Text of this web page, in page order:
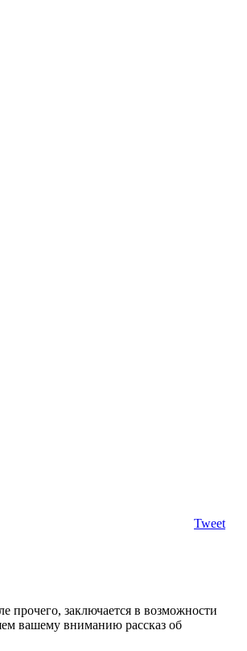
Tweet
прочего, заключается в возможности
вашему вниманию рассказ об